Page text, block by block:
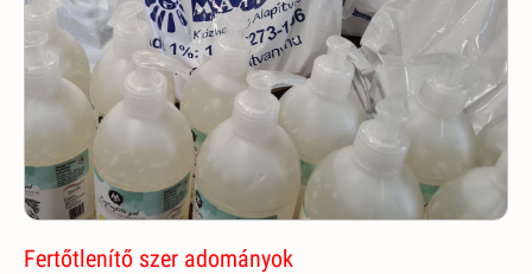
Fertőtlenítő szer adományok